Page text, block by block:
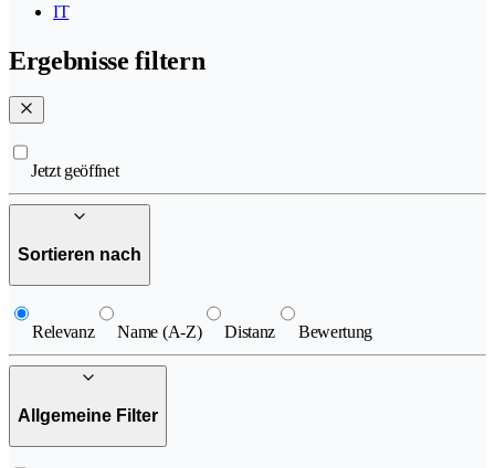
IT
Ergebnisse filtern
Jetzt geöffnet
Sortieren nach
Relevanz Name (A-Z) Distanz Bewertung
Allgemeine Filter